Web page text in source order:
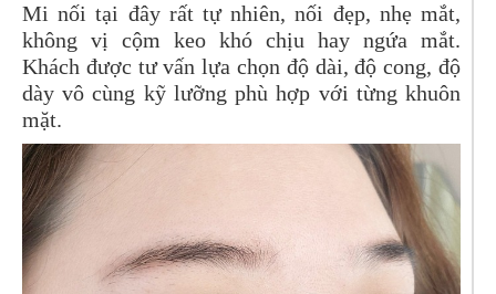
Mi nối tại đây rất tự nhiên, nối đẹp, nhẹ mắt,
không vị cộm keo khó chịu hay ngứa mắt.
Khách được tư vấn lựa chọn độ dài, độ cong, độ
dày vô cùng kỹ lưỡng phù hợp với từng khuôn
mặt.